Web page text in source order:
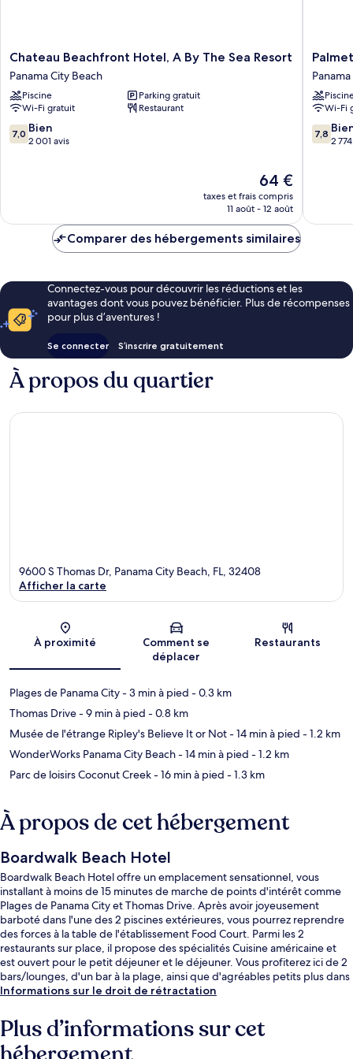
Chateau
Beachfront
Hotel,
A
By
The
Sea
Chateau Beachfront Hotel, A By The Sea Resort
Panama City Beach
Piscine
Parking gratuit
Wi-Fi gratuit
Restaurant
7.0
sur
7,0 Bien
2 001 avis
Le
nouveau
prix
de
64 €
taxes et frais compris
11 août - 12 août
Hotel,
a
By
the
Sea
Wi-Fi
7.8
sur
7,8
2
Comparer des hébergements similaires
Connectez-vous pour découvrir les réductions et les
avantages dont vous pouvez bénéficier. Plus de récompenses
pour plus d’aventures !
Se connecter S’inscrire gratuitement
À propos du quartier
Carte
9600 S Thomas Dr, Panama City Beach, FL, 32408
Afficher la carte
À proximité
Comment se
déplacer
Restaurants
Plages de Panama City- 3 min à pied - 0.3 km
Thomas Drive- 9 min à pied - 0.8 km
Musée de l'étrange Ripley's Believe It or Not- 14 min à pied - 1.2 km
WonderWorks Panama City Beach- 14 min à pied - 1.2 km
Parc de loisirs Coconut Creek- 16 min à pied - 1.3 km
À propos de cet hébergement
Boardwalk Beach Hotel
Boardwalk Beach Hotel offre un emplacement sensationnel, vous
installant à moins de 15 minutes de marche de points d'intérêt comme
Plages de Panama City et Thomas Drive. Après avoir joyeusement
barboté dans l'une des 2 piscines extérieures, vous pourrez reprendre
des forces à la table de l'établissement Food Court. Parmi les 2
restaurants sur place, il propose des spécialités Cuisine américaine et
est ouvert pour le petit déjeuner et le déjeuner. Vous profiterez ici de 2
bars/lounges, d'un bar à la plage, ainsi que d'agréables petits plus dans
votre chambre, tels qu'un réfrigérateur et un micro-ondes. Les autres
plage.
Informations sur le droit de rétractation
Plus d’informations sur cet